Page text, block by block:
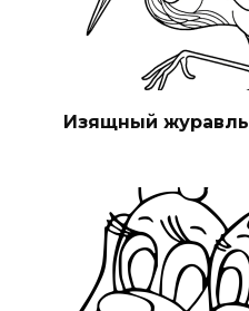
Изящный журавль